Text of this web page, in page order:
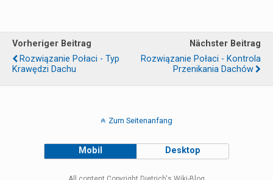
Vorheriger Beitrag
Rozwiązanie Połaci - Typ
Krawędzi Dachu
Nächster Beitrag
Rozwiązanie Połaci - Kontrola
Przenikania Dachów
Zum Seitenanfang
Mobil Desktop